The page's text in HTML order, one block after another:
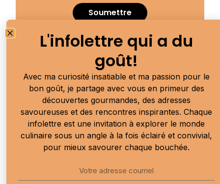
Soumettre
Publicité
L'infolettre qui a du
goût!
Avec ma curiosité insatiable et ma passion pour le
bon goût, je partage avec vous en primeur des
découvertes gourmandes, des adresses
savoureuses et des rencontres inspirantes. Chaque
infolettre est une invitation à explorer le monde
culinaire sous un angle à la fois éclairé et convivial,
pour mieux savourer chaque bouchée.